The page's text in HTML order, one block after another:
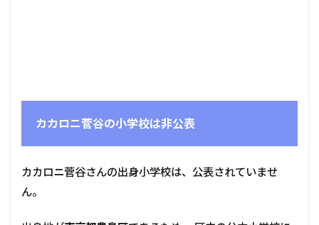
カカロニ菅谷の小学校は非公表
カカロニ菅谷さんの出身小学校は、公表されていませ
ん。